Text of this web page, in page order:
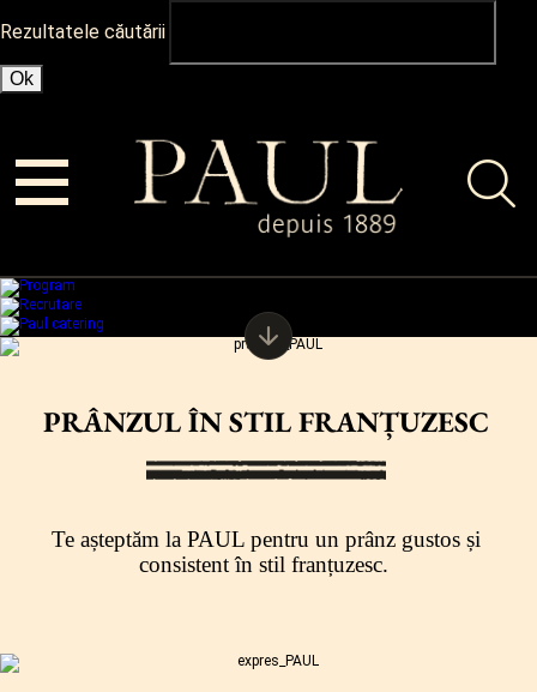
Rezultatele căutării
PRÂNZUL ÎN STIL FRANȚUZESC
Te așteptăm la PAUL pentru un prânz gustos și
consistent în stil franțuzesc.